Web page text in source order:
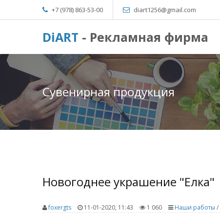
+7 (978) 863-53-00 diart1256@gmail.com
DiART - Рекламная фирма
Сувенирная продукция
Новогоднее украшение "Елка"
foxergts 11-01-2020, 11:43 1 060 Наши работы /